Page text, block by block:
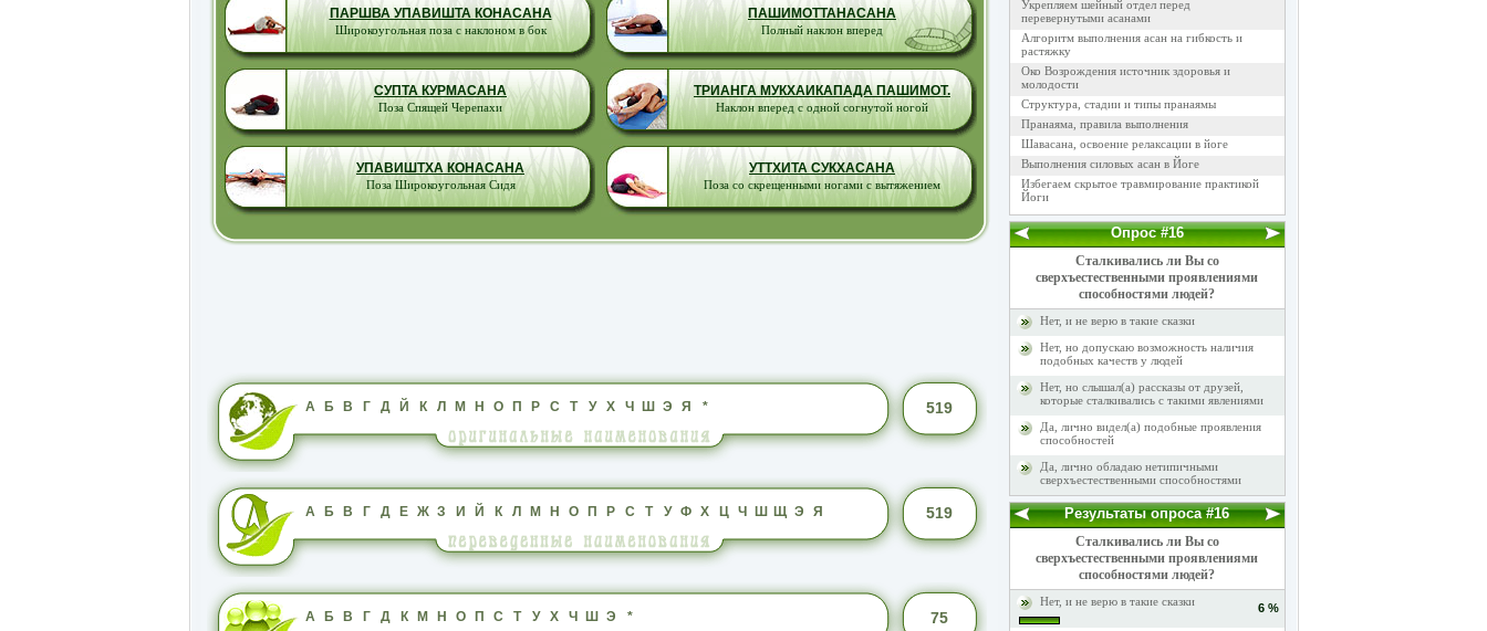
ПАРШВА УПАВИШТА КОНАСАНА
Широкоугольная поза с наклоном в бок
ПАШИМОТТАНАСАНА
Полный наклон вперед
СУПТА КУРМАСАНА
Поза Спящей Черепахи
ТРИАНГА МУКХАИКАПАДА ПАШИМОТ.
Наклон вперед с одной согнутой ногой
УПАВИШТХА КОНАСАНА
Поза Широкоугольная Сидя
УТТХИТА СУКХАСАНА
Поза со скрещенными ногами с вытяжением
А Б В Г Д Й К Л М Н О П Р С Т У Х Ч Ш Э Я * 519
А Б В Г Д Е Ж З И Й К Л М Н О П Р С Т У Ф Х Ц Ч Ш Щ Э Я 519
А Б В Г Д К М Н О П С Т У Х Ч Ш Э * 75
Укрепляем шейный отдел перед
перевернутыми асанами
Алгоритм выполнения асан на гибкость и
растяжку
Око Возрождения источник здоровья и
молодости
Структура, стадии и типы пранаямы
Пранаяма, правила выполнения
Шавасана, освоение релаксации в йоге
Выполнения силовых асан в Йоге
Избегаем скрытое травмирование практикой
Йоги
Опрос #16
Сталкивались ли Вы со
сверхъестественными проявлениями
способностями людей?
Нет, и не верю в такие сказки
Нет, но допускаю возможность наличия
подобных качеств у людей
Нет, но слышал(а) рассказы от друзей,
которые сталкивались с такими явлениями
Да, лично видел(а) подобные проявления
способностей
Да, лично обладаю нетипичными
сверхъестественными способностями
Результаты опроса #16
Сталкивались ли Вы со
сверхъестественными проявлениями
способностями людей?
Нет, и не верю в такие сказки 6 %